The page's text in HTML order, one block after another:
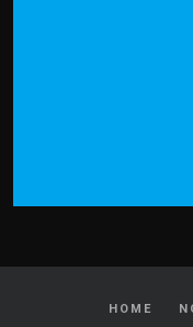
HOME